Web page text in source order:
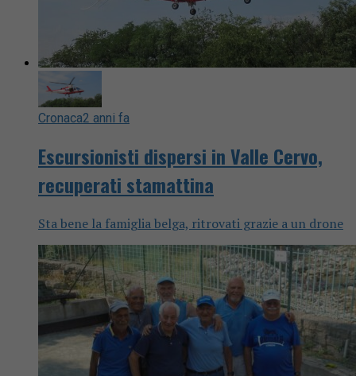
Cronaca2 anni fa
Escursionisti dispersi in Valle Cervo,
recuperati stamattina
Sta bene la famiglia belga, ritrovati grazie a un drone